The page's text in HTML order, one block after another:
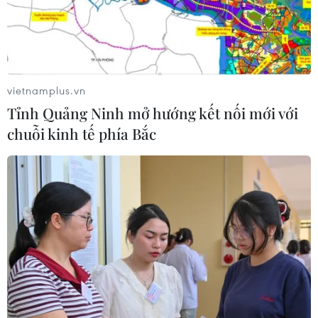
Theo dõi VietnamPlus
TIN LIÊN QUAN
vietnamplus.vn
Tỉnh Quảng Ninh mở hướng kết nối mới với
chuỗi kinh tế phía Bắc